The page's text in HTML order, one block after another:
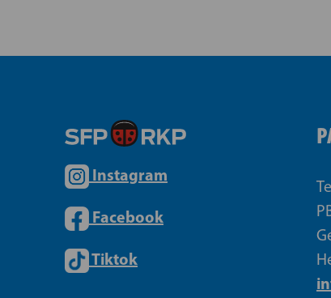
Instagram
Facebook
Tiktok